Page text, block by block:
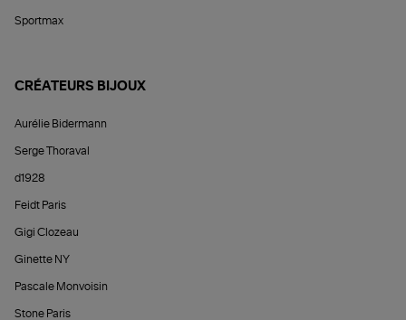
Sportmax
CRÉATEURS BIJOUX
Aurélie Bidermann
Serge Thoraval
d1928
Feidt Paris
Gigi Clozeau
Ginette NY
Pascale Monvoisin
Stone Paris